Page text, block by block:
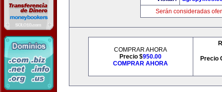
Serán consideradas
COMPRAR AHORA
Precio $950.00
COMPRAR AHORA
Precio